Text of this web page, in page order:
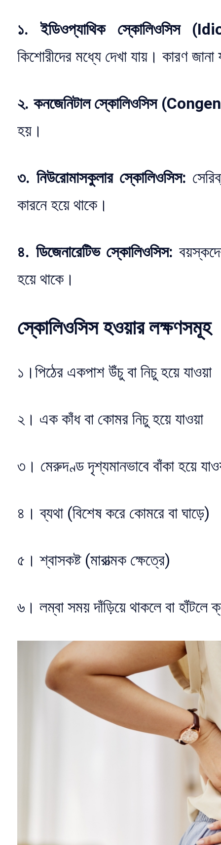
১. ইডিওপ্যাথিক স্কোলিওসিস
কিশোরীদের মধ্যে দেখা যায়। কারণ জানা
২. কনজেনিটাল স্কোলিওসিস
হয়।
৩. নিউরোমাসকুলার স্কোলিওসিস:
কারনে হয়ে থাকে।
৪. ডিজেনারেটিভ স্কোলিওসিস:
হয়ে থাকে।
স্কোলিওসিস হওয়ার লক্ষণসমূহ
১।পিঠের একপাশ উঁচু বা নিচু হয়ে যাওয়া
২। এক কাঁধ বা কোমর নিচু হয়ে যাওয়া
৩। মেরুদণ্ড দৃশ্যমানভাবে বাঁকা হয়ে
৪। ব্যথা (বিশেষ করে কোমরে বা ঘাড়ে)
৫। শ্বাসকষ্ট (মারাত্মক ক্ষেত্রে)
৬। লম্বা সময় দাঁড়িয়ে থাকলে বা হাঁটলে